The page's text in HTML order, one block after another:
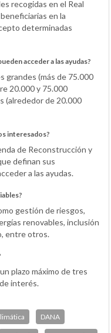
recogidas en el Real
en la
determinadas
acceder a las ayudas?
grandes (más de 75.000
20.000 y 75.000
(alrededor de 20.000
interesados?
de Reconstrucción y
definan sus
a las ayudas.
gestión de riesgos,
renovables, inclusión
entre otros.
plazo máximo de tres
interés.
DANA